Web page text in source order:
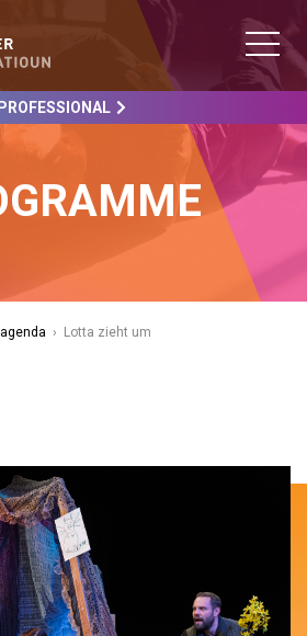
PROFESSIONAL
› Lotta zieht um